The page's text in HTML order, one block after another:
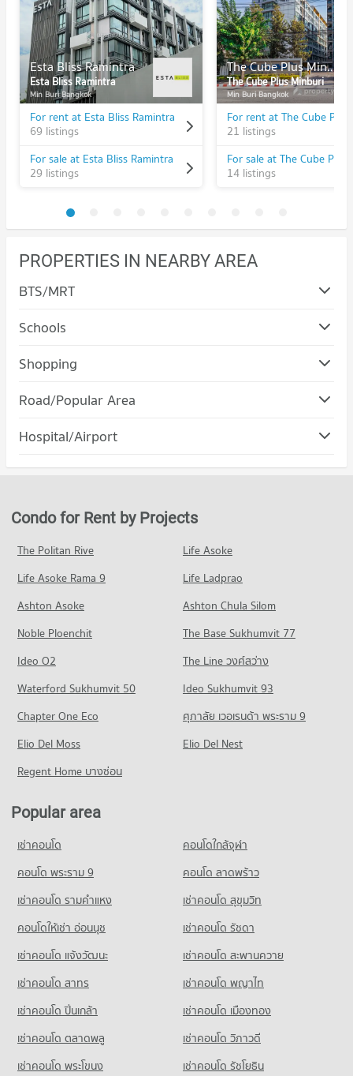
Esta Bliss Ramintra
Esta Bliss Ramintra
Min Buri Bangkok
For rent at Esta Bliss Ramintra
69 listings
For sale at Esta Bliss Ramintra
29 listings
The Cube Plus Minburi
The Cube Plus Minburi
Min Buri Bangkok
For rent at The Cube
21 listings
For sale at The Cube
14 listings
PROPERTIES IN NEARBY AREA
BTS/MRT
Schools
Condo Sarasas Witaed Minburi School
Condo for Rent Sarasas Witaed Minburi School
Condo for Sale Sarasas Witaed Minburi School
Shopping
Condo Metropolitan Electricity Authorrity Minburi-Lat
Klabang
PROJECT_COUNT
Lat Klabang
Condo for Sale Metropolitan Electricity Authorrity Minburi-Lat
Klabang
Condo Tesco Lotus Superstore Min Buri
PROJECT_COUNT
Condo for Rent Tesco Lotus Superstore Min Buri
314 properties for rent
96 properties for sale
Condo Big C Extra Suwinthawong
PROJECT_COUNT
Condo for Rent Big C Extra Suwinthawong
344 properties for rent
Condo for Sale Big C Extra Suwinthawong
Condo Makro Ramindra
PROJECT_COUNT
Condo for Rent Makro Ramindra
377 properties for rent
Condo for Sale Makro Ramindra
270 properties for sale
Condo HomePro Sukapiban
PROJECT_COUNT
329 properties for rent
Condo for Sale HomePro Sukapiban
110 properties for sale
Road/Popular Area
Condo Min Buri
Condo for Rent in Min Buri
Condo for Sale in Min Buri
110 properties for sale
Condo Ramkhamhaeng Road
PROJECT_COUNT
Condo for Rent near Ramkhamhaeng Road
4,490 properties for rent
Condo for Sale near Ramkhamhaeng Road
1,742 properties for sale
Condo Seri Thai Rode
167 properties for rent
Condo for Sale near Seri Thai Rode
233 properties for sale
Condo Bang Chan Industrial Estate
Condo for Rent near Bang Chan Industrial Estate
188 properties for rent
Condo for Sale near Bang Chan Industrial Estate
134 properties for sale
Hospital/Airport
Condo Synphaet Hospital Seriruk
Condo for Rent near Synphaet Hospital Seriruk
344 properties for rent
Condo for Sale near Synphaet Hospital Seriruk
PROJECT_COUNT
Condo for Rent near Kasemrad Ramkhamhaeng Hospital
175 properties for sale
Condo Navamin 9 Hospital
PROJECT_COUNT
Condo for Rent near Navamin 9 Hospital
329 properties for rent
Condo for Sale near Navamin 9 Hospital
110 properties for sale
Condo for Rent by Projects
The Politan Rive
Life Asoke
Life Asoke Rama 9
Life Ladprao
Ashton Asoke
Ashton Chula Silom
Noble Ploenchit
The Base Sukhumvit 77
Ideo O2
The Line วงศ์สว่าง
Waterford Sukhumvit 50
Ideo Sukhumvit 93
Chapter One Eco
ศุภาลัย เวอเรนด้า พระราม 9
Elio Del Moss
Elio Del Nest
Regent Home บางซ่อน
Popular area
เช่าคอนโด
คอนโดใกล้จุฬา
คอนโด พระราม 9
คอนโด ลาดพร้าว
เช่าคอนโด รามคําแหง
เช่าคอนโด สุขุมวิท
คอนโดให้เช่า อ่อนนุช
เช่าคอนโด รัชดา
เช่าคอนโด แจ้งวัฒนะ
เช่าคอนโด สะพานควาย
เช่าคอนโด สาทร
เช่าคอนโด พญาไท
เช่าคอนโด ปิ่นเกล้า
เช่าคอนโด เมืองทอง
เช่าคอนโด ตลาดพลู
เช่าคอนโด วิภาวดี
เช่าคอนโด พระโขนง
เช่าคอนโด รัชโยธิน